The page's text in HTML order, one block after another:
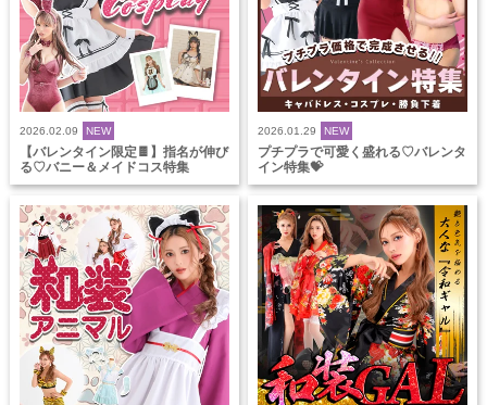
2026.02.09 NEW
【バレンタイン限定🍫】指名が伸び
る♡バニー＆メイドコス特集
2026.01.29 NEW
プチプラで可愛く盛れる♡バレンタ
イン特集💝